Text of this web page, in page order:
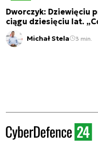
Dworczyk: Dziewięciu
ciągu dziesięciu lat.
Michał Stela 3 min.